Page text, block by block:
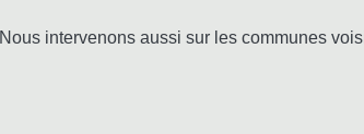
Nous intervenons aussi sur les communes